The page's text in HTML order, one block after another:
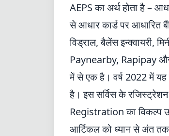
AEPS का अर्थ होता है –
से आधार कार्ड पर
विड्राल, बैलेंस इन्क्वायरी,
Paynearby, Rapipay
में से एक है। वर्ष 2022 में यह
है। इस सर्विस के
Registration का विकल्प
आर्टिकल को ध्यान से अंत